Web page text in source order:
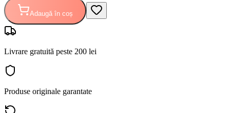
Adaugă în coș
Livrare gratuită peste 200 lei
Produse originale garantate